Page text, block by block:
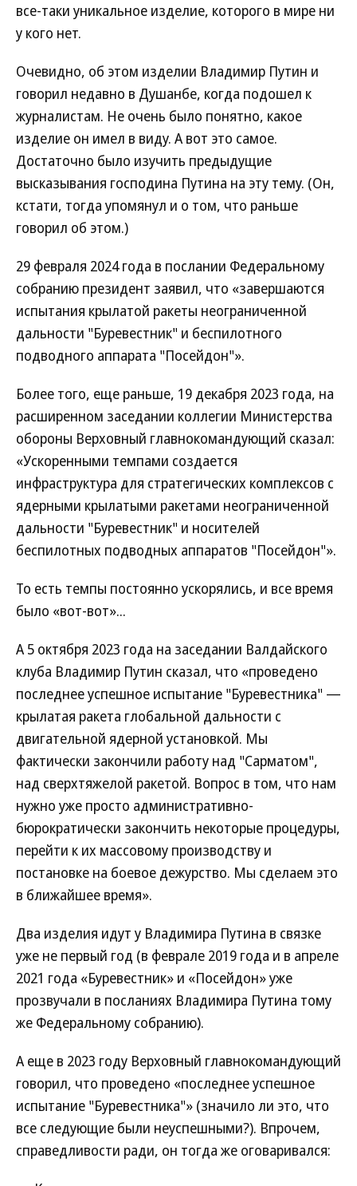
все-таки уникальное изделие, которого в мире ни
у кого нет.
Очевидно, об этом изделии Владимир Путин и
говорил недавно в Душанбе, когда подошел к
журналистам. Не очень было понятно, какое
изделие он имел в виду. А вот это самое.
Достаточно было изучить предыдущие
высказывания господина Путина на эту тему. (Он,
кстати, тогда упомянул и о том, что раньше
говорил об этом.)
29 февраля 2024 года в послании Федеральному
собранию президент заявил, что «завершаются
испытания крылатой ракеты неограниченной
дальности "Буревестник" и беспилотного
подводного аппарата "Посейдон"».
Более того, еще раньше, 19 декабря 2023 года, на
расширенном заседании коллегии Министерства
обороны Верховный главнокомандующий сказал:
«Ускоренными темпами создается
инфраструктура для стратегических комплексов с
ядерными крылатыми ракетами неограниченной
дальности "Буревестник" и носителей
беспилотных подводных аппаратов "Посейдон"».
То есть темпы постоянно ускорялись, и все время
было «вот-вот»...
А 5 октября 2023 года на заседании Валдайского
клуба Владимир Путин сказал, что «проведено
последнее успешное испытание "Буревестника" —
крылатая ракета глобальной дальности с
двигательной ядерной установкой. Мы
фактически закончили работу над "Сарматом",
над сверхтяжелой ракетой. Вопрос в том, что нам
нужно уже просто административно-
бюрократически закончить некоторые процедуры,
перейти к их массовому производству и
постановке на боевое дежурство. Мы сделаем это
в ближайшее время».
Два изделия идут у Владимира Путина в связке
уже не первый год (в феврале 2019 года и в апреле
2021 года «Буревестник» и «Посейдон» уже
прозвучали в посланиях Владимира Путина тому
же Федеральному собранию).
А еще в 2023 году Верховный главнокомандующий
говорил, что проведено «последнее успешное
испытание "Буревестника"» (значило ли это, что
все следующие были неуспешными?). Впрочем,
справедливости ради, он тогда же оговаривался: